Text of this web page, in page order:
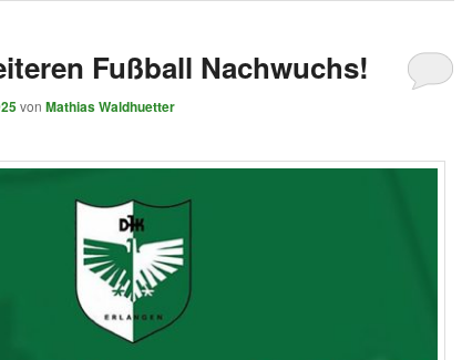
Fußball Nachwuchs!
von Mathias Waldhuetter